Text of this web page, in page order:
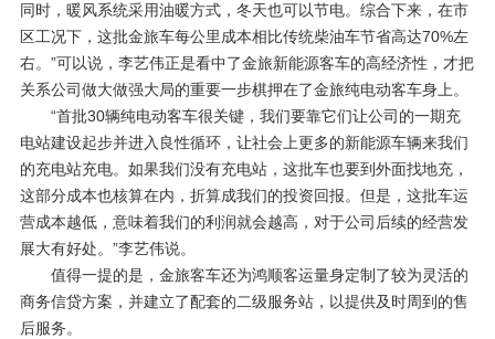
同时，暖风系统采用油暖方式，冬天也可以节电。综合下来，在市
区工况下，这批金旅车每公里成本相比传统柴油车节省高达70%左
右。”可以说，李艺伟正是看中了金旅新能源客车的高经济性，才把
关系公司做大做强大局的重要一步棋押在了金旅纯电动客车身上。
“首批30辆纯电动客车很关键，我们要靠它们让公司的一期充
电站建设起步并进入良性循环，让社会上更多的新能源车辆来我们
的充电站充电。如果我们没有充电站，这批车也要到外面找地充，
这部分成本也核算在内，折算成我们的投资回报。但是，这批车运
营成本越低，意味着我们的利润就会越高，对于公司后续的经营发
展大有好处。”李艺伟说。
值得一提的是，金旅客车还为鸿顺客运量身定制了较为灵活的
商务信贷方案，并建立了配套的二级服务站，以提供及时周到的售
后服务。